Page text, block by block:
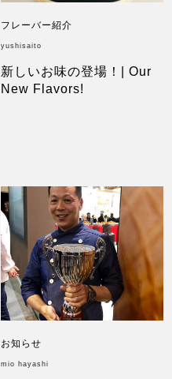
フレーバー紹介
yushisaito
新しいお味の登場！| Our
New Flavors!
お知らせ
mio hayashi